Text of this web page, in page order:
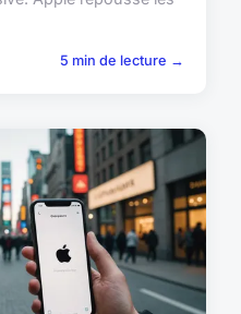
5 min de lecture →